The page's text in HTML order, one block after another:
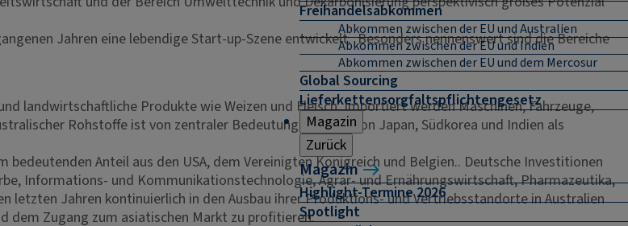
Freihandelsabkommen
Abkommen zwischen der EU und Australien
Abkommen zwischen der EU und Indien
Abkommen zwischen der EU und dem Mercosur
Global Sourcing
Lieferkettensorgfaltspflichtengesetz
Magazin
Zurück
Magazin
Highlight-Termine 2026
Spotlight
Jahren eine lebendige Start-up-Szene entwickelt. Besonders nennenswert sind die Bereiche
landwirtschaftliche Produkte wie Weizen und Fleisch. Importiert werden Maschinen, Fahrzeuge,
Rohstoffe ist von zentraler Bedeutung, gefolgt von Japan, Südkorea und Indien als
Anteil aus den USA, dem Vereinigten Königreich und Belgien.. Deutsche Investitionen
Informations- und Kommunikationstechnologie, Agrar- und Ernährungswirtschaft, Pharmazeutika,
letzten Jahren kontinuierlich in den Ausbau ihrer Produktions- und Vertriebsstandorte in Australien
dem Zugang zum asiatischen Markt zu profitieren.